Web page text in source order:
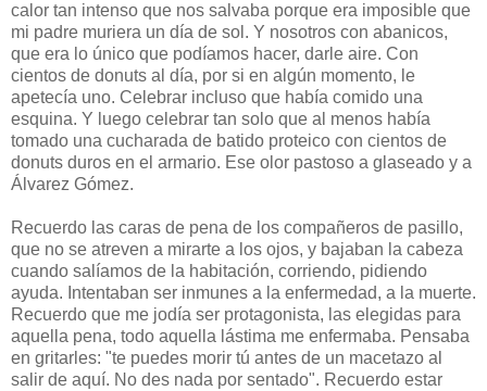
calor tan intenso que nos salvaba porque era imposible que
mi padre muriera un día de sol. Y nosotros con abanicos,
que era lo único que podíamos hacer, darle aire. Con
cientos de donuts al día, por si en algún momento, le
apetecía uno. Celebrar incluso que había comido una
esquina. Y luego celebrar tan solo que al menos había
tomado una cucharada de batido proteico con cientos de
donuts duros en el armario. Ese olor pastoso a glaseado y a
Álvarez Gómez.
Recuerdo las caras de pena de los compañeros de pasillo,
que no se atreven a mirarte a los ojos, y bajaban la cabeza
cuando salíamos de la habitación, corriendo, pidiendo
ayuda. Intentaban ser inmunes a la enfermedad, a la muerte.
Recuerdo que me jodía ser protagonista, las elegidas para
aquella pena, todo aquella lástima me enfermaba. Pensaba
en gritarles: "te puedes morir tú antes de un macetazo al
salir de aquí. No des nada por sentado". Recuerdo estar